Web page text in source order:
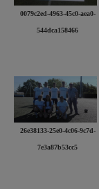
0079c2ed-4963-45c0-aea0-
544dca158466
26e38133-25e0-4c06-9c7d-
7e3a87b53cc5